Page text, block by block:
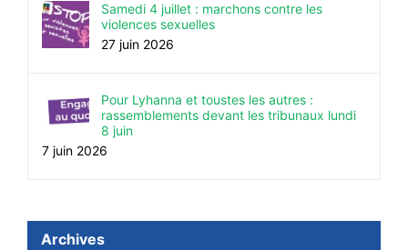
Samedi 4 juillet : marchons contre les
violences sexuelles
27 juin 2026
Pour Lyhanna et toustes les autres :
rassemblements devant les tribunaux lundi
8 juin
7 juin 2026
Archives